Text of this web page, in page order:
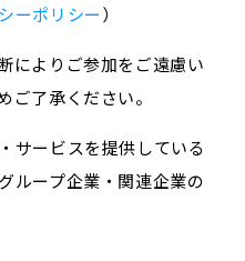
ーポリシー）
によりご参加をご遠慮い
ご了承ください。
サービスを提供している
ループ企業・関連企業の